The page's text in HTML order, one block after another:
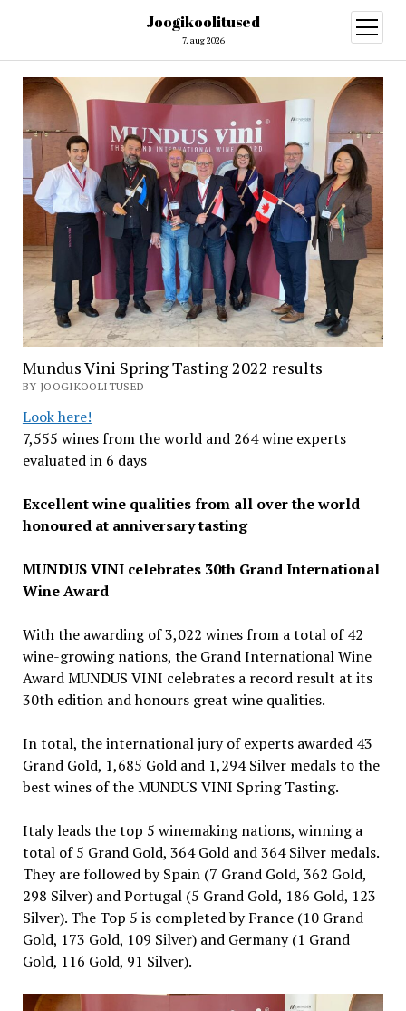
Joogikoolitused
7. aug 2026
open
menu
Mundus Vini Spring Tasting 2022 results
BY JOOGIKOOLITUSED
Look here!
7,555 wines from the world and 264 wine experts
evaluated in 6 days
Excellent wine qualities from all over the world
honoured at anniversary tasting
MUNDUS VINI celebrates 30th Grand International
Wine Award
With the awarding of 3,022 wines from a total of 42
wine-growing nations, the Grand International Wine
Award MUNDUS VINI celebrates a record result at its
30th edition and honours great wine qualities.
In total, the international jury of experts awarded 43
Grand Gold, 1,685 Gold and 1,294 Silver medals to the
best wines of the MUNDUS VINI Spring Tasting.
Italy leads the top 5 winemaking nations, winning a
total of 5 Grand Gold, 364 Gold and 364 Silver medals.
They are followed by Spain (7 Grand Gold, 362 Gold,
298 Silver) and Portugal (5 Grand Gold, 186 Gold, 123
Silver). The Top 5 is completed by France (10 Grand
Gold, 173 Gold, 109 Silver) and Germany (1 Grand
Gold, 116 Gold, 91 Silver).